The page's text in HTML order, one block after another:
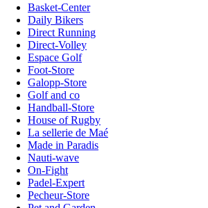
Basket-Center
Daily Bikers
Direct Running
Direct-Volley
Espace Golf
Foot-Store
Galopp-Store
Golf and co
Handball-Store
House of Rugby
La sellerie de Maé
Made in Paradis
Nauti-wave
On-Fight
Padel-Expert
Pecheur-Store